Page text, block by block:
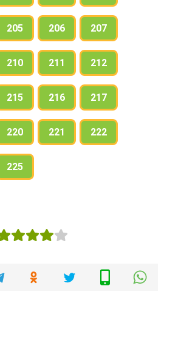
205 206 207
210 211 212
215 216 217
220 221 222
225